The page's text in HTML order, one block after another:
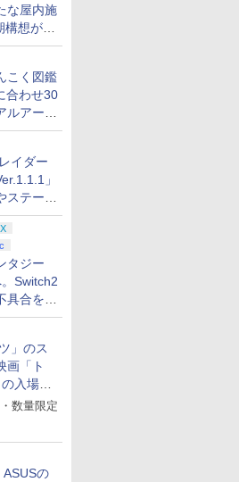
な屋内施
想が公
こく図鑑
合わせ30
アート
決定
イダー
」
テージ
正
タジー
Switch2
合を最
」のス
画「ト
入場特
数量限定
ASUSの